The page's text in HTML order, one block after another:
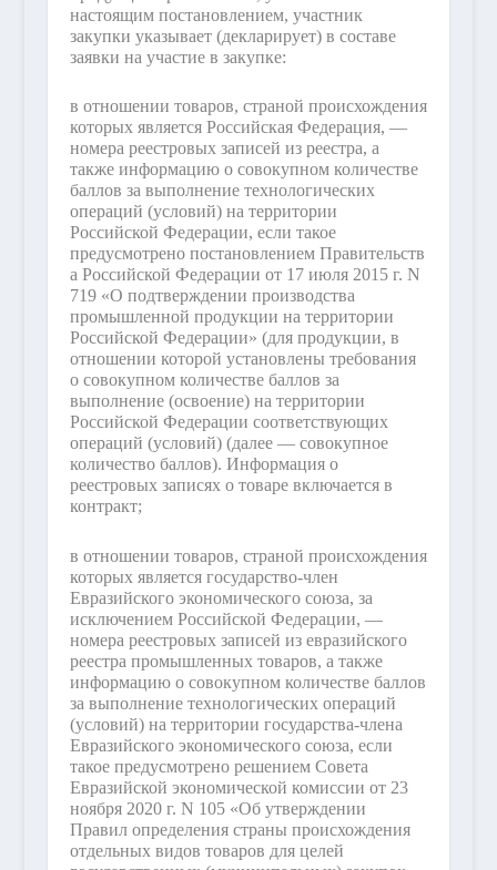
настоящим постановлением, участник
закупки указывает (декларирует) в составе
заявки на участие в закупке:
в отношении товаров, страной происхождения
которых является Российская Федерация, —
номера реестровых записей из реестра, а
также информацию о совокупном количестве
баллов за выполнение технологических
операций (условий) на территории
Российской Федерации, если такое
предусмотрено постановлением Правительств
а Российской Федерации от 17 июля 2015 г. N
719 «О подтверждении производства
промышленной продукции на территории
Российской Федерации» (для продукции, в
отношении которой установлены требования
о совокупном количестве баллов за
выполнение (освоение) на территории
Российской Федерации соответствующих
операций (условий) (далее — совокупное
количество баллов). Информация о
реестровых записях о товаре включается в
контракт;
в отношении товаров, страной происхождения
которых является государство-член
Евразийского экономического союза, за
исключением Российской Федерации, —
номера реестровых записей из евразийского
реестра промышленных товаров, а также
информацию о совокупном количестве баллов
за выполнение технологических операций
(условий) на территории государства-члена
Евразийского экономического союза, если
такое предусмотрено решением Совета
Евразийской экономической комиссии от 23
ноября 2020 г. N 105 «Об утверждении
Правил определения страны происхождения
отдельных видов товаров для целей